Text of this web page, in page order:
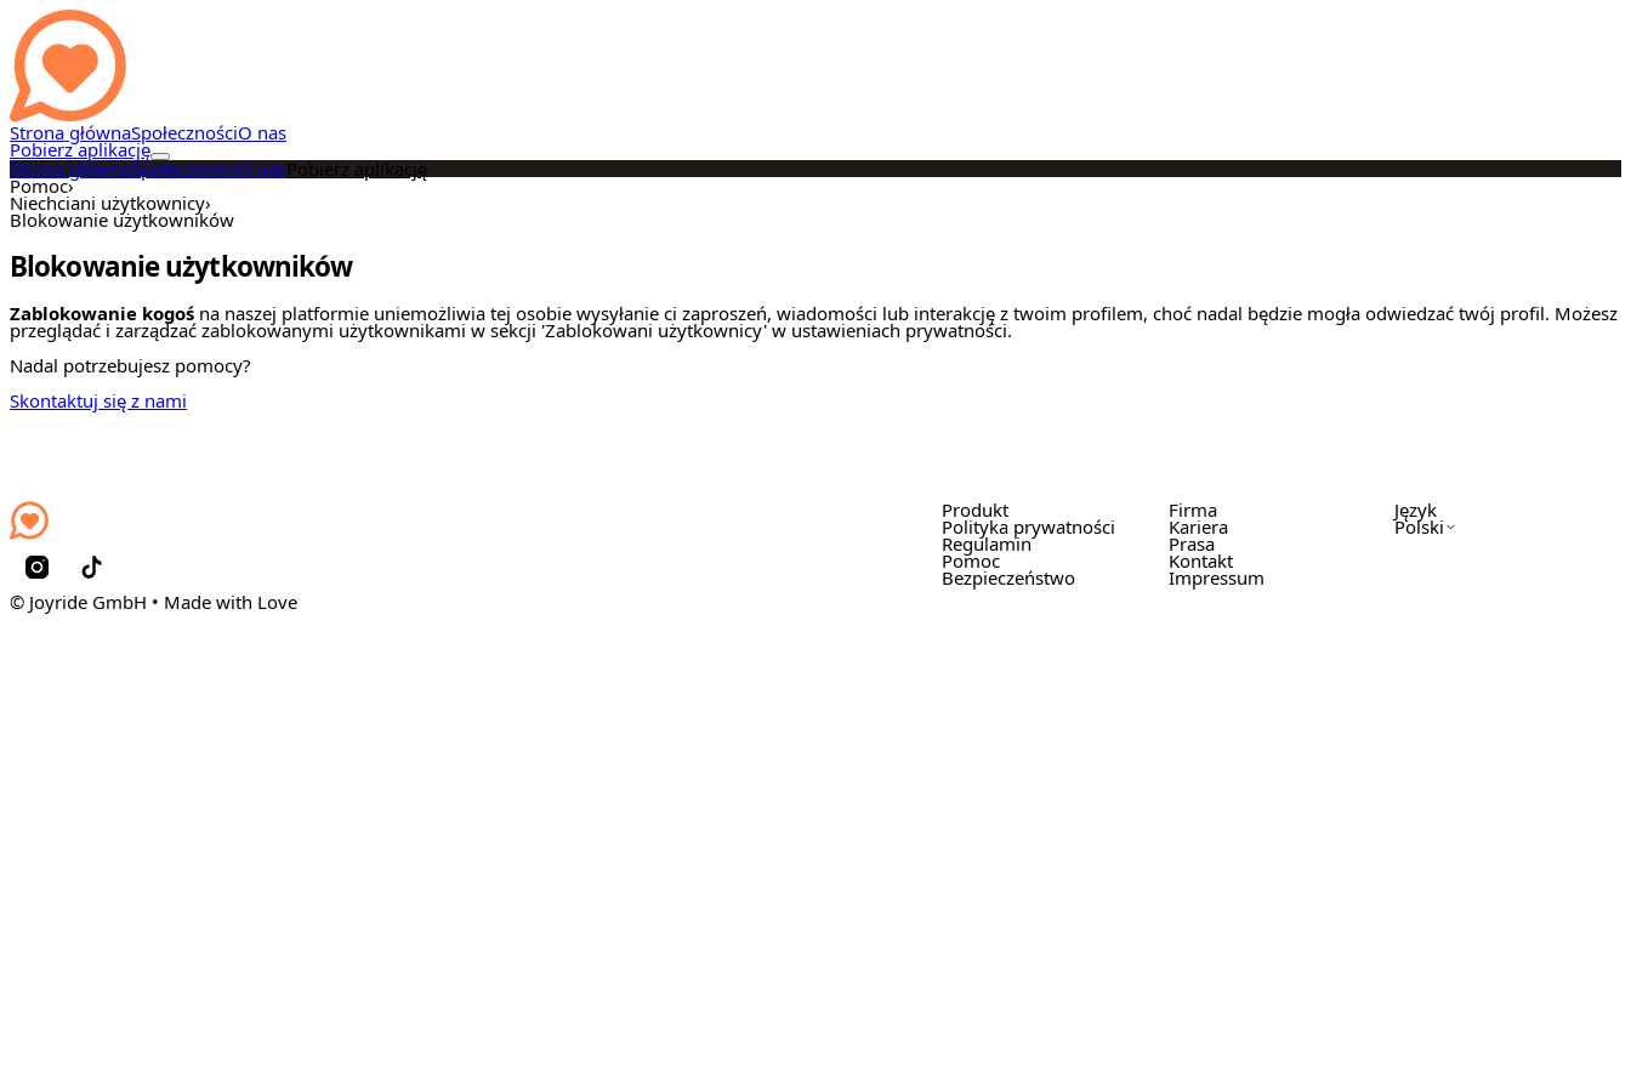
Strona głównaSpołecznościO nas
Pobierz aplikację
Strona głównaSpołecznościO nasPobierz aplikację
Pomoc›
Niechciani użytkownicy›
Blokowanie użytkowników
Blokowanie użytkowników
Zablokowanie kogoś na naszej platformie uniemożliwia tej osobie wysyłanie ci zaproszeń, wiadomości lub interakcję z twoim profilem, choć nadal będzie mogła odwiedzać twój profil. Możesz
przeglądać i zarządzać zablokowanymi użytkownikami w sekcji 'Zablokowani użytkownicy' w ustawieniach prywatności.
Nadal potrzebujesz pomocy?
Skontaktuj się z nami
© Joyride GmbH • Made with Love
Produkt
Polityka prywatności
Regulamin
Pomoc
Bezpieczeństwo
Firma
Kariera
Prasa
Kontakt
Impressum
Język
Polski